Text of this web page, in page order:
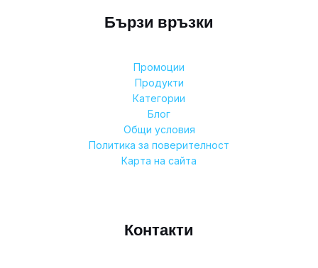
Бързи връзки
Промоции
Продукти
Категории
Блог
Общи условия
Политика за поверителност
Карта на сайта
Контакти